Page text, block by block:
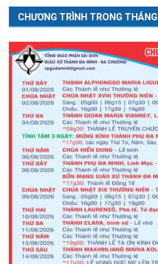
CHƯƠNG TRÌNH TRONG THÁNG